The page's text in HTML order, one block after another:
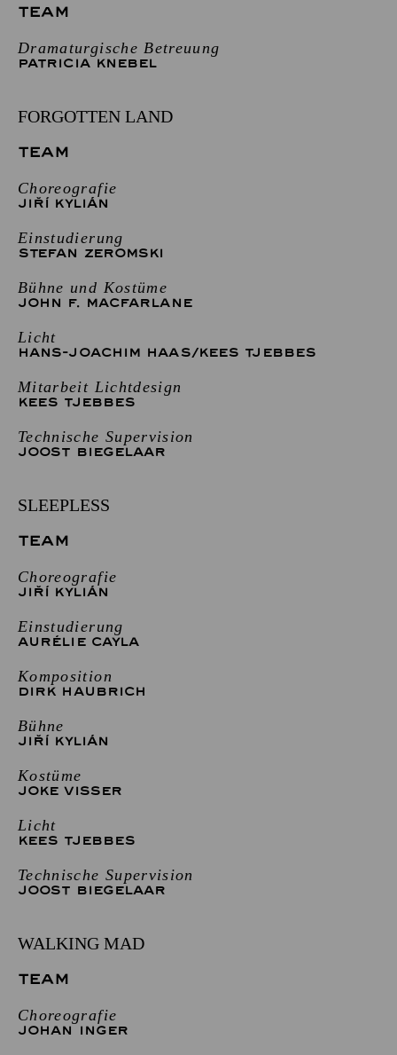
TEAM
Dramaturgische Betreuung
PATRICIA KNEBEL
FORGOTTEN LAND
TEAM
Choreografie
JIŘÍ KYLIÁN
Einstudierung
STEFAN ZEROMSKI
Bühne und Kostüme
JOHN F. MACFARLANE
Licht
HANS-JOACHIM HAAS/KEES TJEBBES
Mitarbeit Lichtdesign
KEES TJEBBES
Technische Supervision
JOOST BIEGELAAR
SLEEPLESS
TEAM
Choreografie
JIŘÍ KYLIÁN
Einstudierung
AURÉLIE CAYLA
Komposition
DIRK HAUBRICH
Bühne
JIŘÍ KYLIÁN
Kostüme
JOKE VISSER
Licht
KEES TJEBBES
Technische Supervision
JOOST BIEGELAAR
WALKING MAD
TEAM
Choreografie
JOHAN INGER